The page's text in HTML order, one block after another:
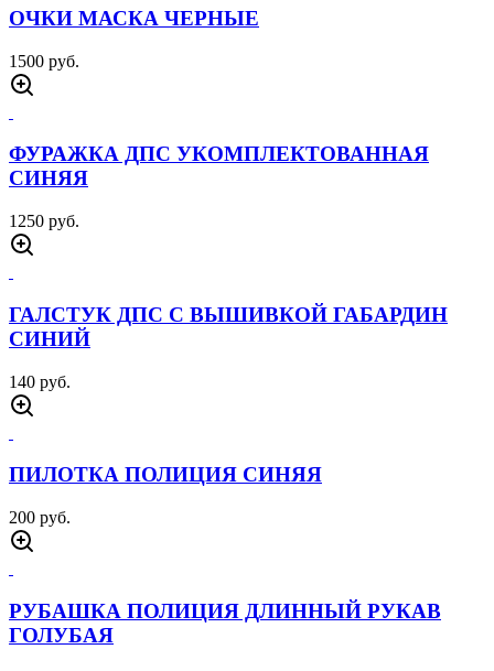
ОЧКИ МАСКА ЧЕРНЫЕ
1500 руб.
ФУРАЖКА ДПС УКОМПЛЕКТОВАННАЯ
СИНЯЯ
1250 руб.
ГАЛСТУК ДПС С ВЫШИВКОЙ ГАБАРДИН
СИНИЙ
140 руб.
ПИЛОТКА ПОЛИЦИЯ СИНЯЯ
200 руб.
РУБАШКА ПОЛИЦИЯ ДЛИННЫЙ РУКАВ
ГОЛУБАЯ